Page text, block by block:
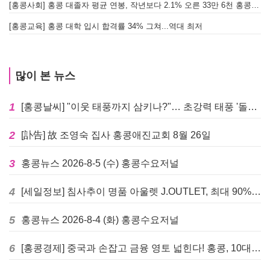
[홍콩사회] 홍콩 대졸자 평균 연봉, 작년보다 2.1% 오른 33만 6천 홍콩달러 기록
[홍콩교육] 홍콩 대학 입시 합격률 34% 그쳐...역대 최저
많이 본 뉴스
1 [홍콩날씨] "이웃 태풍까지 삼키나?"… 초강력 태풍 '돌핀' 세력 재확장
2 [訃告] 故 조영숙 집사 홍콩애진교회 8월 26일
3 홍콩뉴스 2026-8-5 (수) 홍콩수요저널
4 [세일정보] 침사추이 명품 아울렛 J.OUTLET, 최대 90% 빅 세일 진행
5 홍콩뉴스 2026-8-4 (화) 홍콩수요저널
6 [홍콩경제] 중국과 손잡고 금융 영토 넓힌다! 홍콩, 10대 신규 정책 발표